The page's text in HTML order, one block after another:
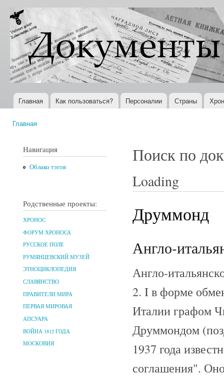
Документы
XX века
Всемирная
история в
Интернете
Главное меню
Главная Как пользоваться? Персоналии Страны
Главная
Навигация
Облако тэгов
Родственные проекты:
ХРОНОС
ФОРУМ ХРОНОСА
РУССКОЕ ПОЛЕ
РУМЯНЦЕВСКИЙ МУЗЕЙ
ЭТНОЦИКЛОПЕДИЯ
СЛАВЯНСТВО
ПРАВИТЕЛИ МИРА
ПЕРВАЯ МИРОВАЯ
АПСУАРА
ВОЙНА 1812 ГОДА
МОСКОВИЯ
Поиск по
Loading
Друммонд
Англо-
Англо-
2. I в форме
Италии графом
Друммондом
1937 года
соглашения".